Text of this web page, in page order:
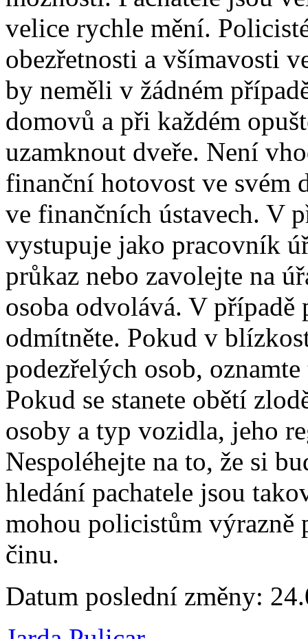
velice rychle mění.
obezřetnosti a všímavosti
by neměli v žádném
domovů a při každém
uzamknout dveře. Není
finanční hotovost ve svém
ve finančních ústavech. V
vystupuje jako pracovník
průkaz nebo zavolejte na
osoba odvolává. V
odmítněte. Pokud v
podezřelých osob,
Pokud se stanete obětí
osoby a typ vozidla, jeho
Nespoléhejte na to, že si
hledání pachatele jsou
mohou policistům výrazně
činu.
Datum poslední změny: